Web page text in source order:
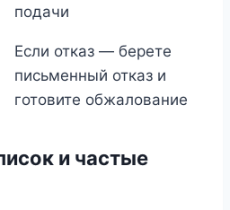
подачи
Если отказ — берете
письменный отказ и
готовите обжалование
и частые